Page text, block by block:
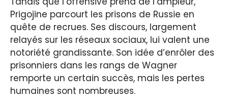
Prigojine parcourt les prisons de Russie en
quête de recrues. Ses discours, largement
relayés sur les réseaux sociaux, lui valent une
notoriété grandissante. Son idée d’enrôler des
prisonniers dans les rangs de Wagner
remporte un certain succès, mais les pertes
humaines sont nombreuses.